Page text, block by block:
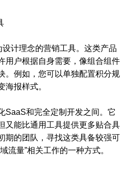
设计理念的营销工具。这类产品
用户根据自身需要，像组合组件
。例如，您可以单独配置积分规
海报样式。
SaaS和完全定制开发之间。它
又能比通用工具提供更多贴合具
期的团队，寻找这类具备较强可
流量”相关工作的一种方式。